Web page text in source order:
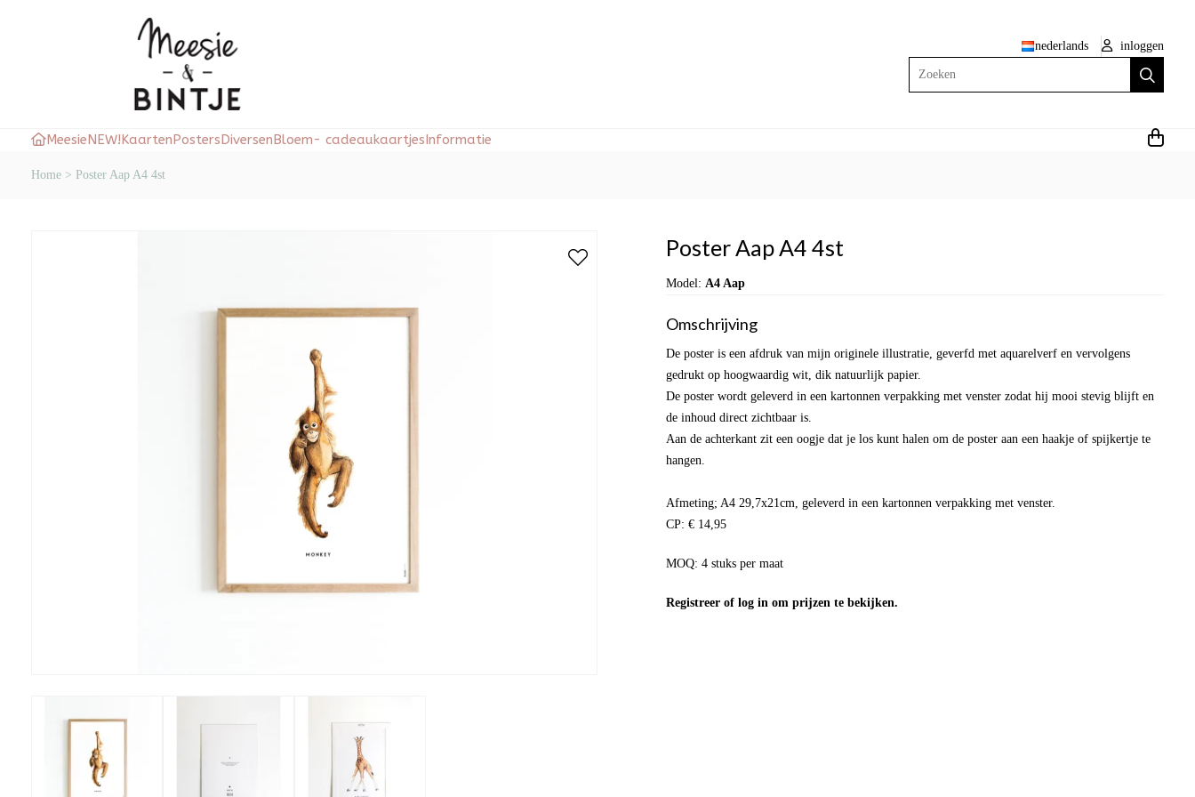
nederlands
inloggen
Zoeken
Meesie NEW! Kaarten Posters Diversen Bloem- cadeaukaartjes Informatie
Home > Poster Aap A4 4st
Poster Aap A4 4st
Model: A4 Aap
Omschrijving
De poster is een afdruk van mijn originele illustratie, geverfd met aquarelverf en vervolgens
gedrukt op hoogwaardig wit, dik natuurlijk papier.
De poster wordt geleverd in een kartonnen verpakking met venster zodat hij mooi stevig blijft en
de inhoud direct zichtbaar is.
Aan de achterkant zit een oogje dat je los kunt halen om de poster aan een haakje of spijkertje te
hangen.
Afmeting; A4 29,7x21cm, geleverd in een kartonnen verpakking met venster.
CP: € 14,95
MOQ: 4 stuks per maat
Registreer of log in om prijzen te bekijken.